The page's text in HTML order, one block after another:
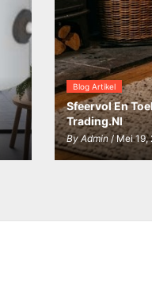
Blog Artikel
Sfeervol En
Trading.nl
ByAdmin/ Mei 19,